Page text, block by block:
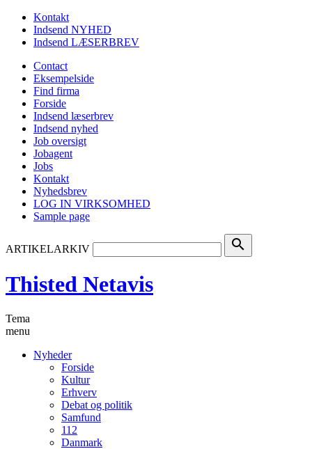
Kontakt
Indsend NYHED
Indsend LÆSERBREV
Contact
Eksempelside
Find firma
Forside
Indsend læserbrev
Indsend nyhed
Job oversigt
Jobagent
Jobs
Kontakt
Nyhedsbrev
LOG IN VIRKSOMHED
Sample page
ARTIKELARKIV search
Thisted Netavis
Tema
menu
Nyheder
Forside
Kultur
Erhverv
Debat og politik
Samfund
112
Danmark